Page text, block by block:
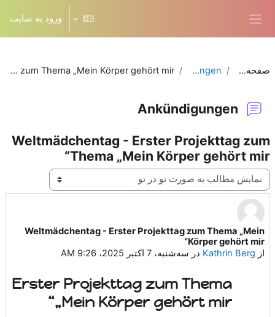
ورود به سایت
صفحه‌های سایت Ankündigungen
Weltmädchentag - Erster Projekttag zum Thema „Mein Körper gehört mir“
Ankündigungen
Weltmädchentag - Erster Projekttag zum
Thema „Mein Körper gehört mir“
نحوهٔ نمایش
Weltmädchentag - Erster Projekttag zum Thema „Mein
Körper gehört mir“
از Kathrin Berg در سه‌شنبه، 7 اکتبر 2025، 9:26 AM
Number of replies: 0
Erster Projekttag zum Thema
„Mein Körper gehört mir“